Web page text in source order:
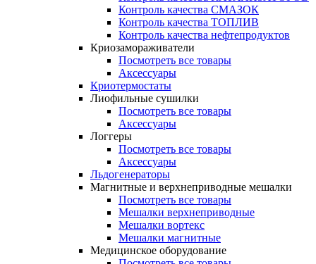
Контроль качества СМАЗОК
Контроль качества ТОПЛИВ
Контроль качества нефтепродуктов
Криозамораживатели
Посмотреть все товары
Аксессуары
Криотермостаты
Лиофильные сушилки
Посмотреть все товары
Аксессуары
Логгеры
Посмотреть все товары
Аксессуары
Льдогенераторы
Магнитные и верхнеприводные мешалки
Посмотреть все товары
Мешалки верхнеприводные
Мешалки вортекс
Мешалки магнитные
Медицинское оборудование